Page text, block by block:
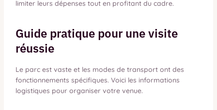
limiter leurs dépenses tout en profitant du cadre.
Guide pratique pour une visite
réussie
Le parc est vaste et les modes de transport ont des
fonctionnements spécifiques. Voici les informations
logistiques pour organiser votre venue.